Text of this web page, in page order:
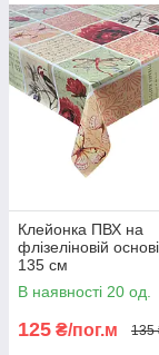
Клейонка ПВХ на
флізеліновій
135 см
В наявності 20 од.
125 ₴/пог.м 135